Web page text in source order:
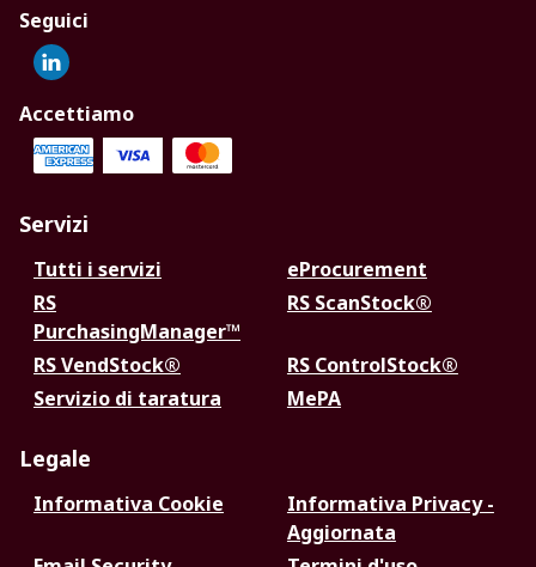
Seguici
Accettiamo
Servizi
Tutti i servizi
eProcurement
RS
PurchasingManager™
RS ScanStock®
RS VendStock®
RS ControlStock®
Servizio di taratura
MePA
Legale
Informativa Cookie
Informativa Privacy -
Aggiornata